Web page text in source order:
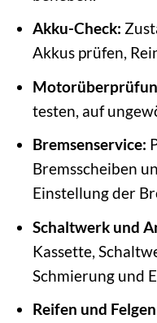
Akku-Check:
Akkus prüfen,
testen, auf
Bremsenservice:
Bremsscheiben
Einstellung der
Schaltwerk und
Kassette,
Schmierung und
Reifen und